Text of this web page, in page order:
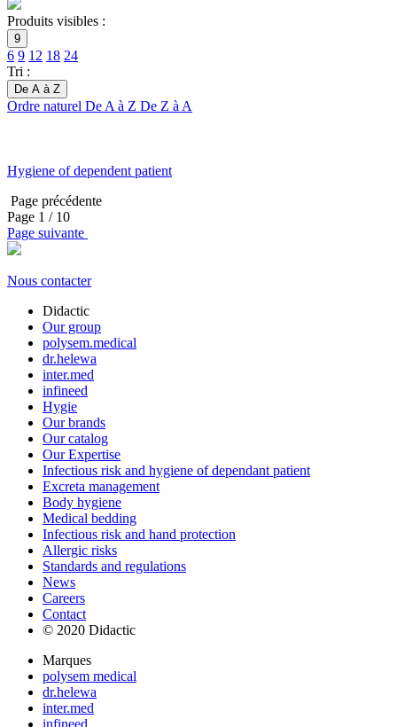
Produits visibles :
9
6 9 12 18 24
Tri :
De A à Z
Ordre naturel De A à Z De Z à A
Hygiene of dependent patient
Page précédente
Page 1 / 10
Page suivante
Nous contacter
Didactic
Our group
polysem.medical
dr.helewa
inter.med
infineed
Hygie
Our brands
Our catalog
Our Expertise
Infectious risk and hygiene of dependant patient
Excreta management
Body hygiene
Medical bedding
Infectious risk and hand protection
Allergic risks
Standards and regulations
News
Careers
Contact
© 2020 Didactic
Marques
polysem medical
dr.helewa
inter.med
infineed